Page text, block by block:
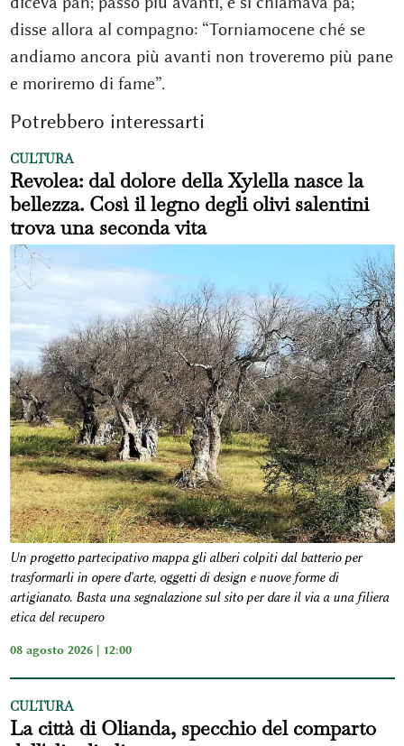
disse allora al compagno: “Torniamocene ché se
andiamo ancora più avanti non troveremo più pane
e moriremo di fame”.
Potrebbero interessarti
CULTURA
Revolea: dal dolore della Xylella nasce la
bellezza. Così il legno degli olivi salentini
trova una seconda vita
Un progetto partecipativo mappa gli alberi colpiti dal batterio per
trasformarli in opere d'arte, oggetti di design e nuove forme di
artigianato. Basta una segnalazione sul sito per dare il via a una filiera
etica del recupero
08 agosto 2026 | 12:00
CULTURA
La città di Olianda, specchio del comparto